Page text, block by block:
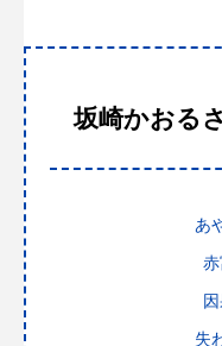
坂崎かおる
あ
失